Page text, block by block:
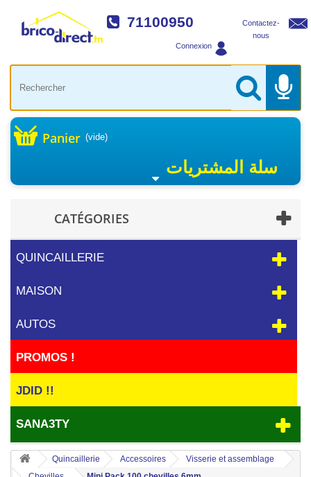
Contactez-
nous
71100950
Connexion
Panier (vide)
سلة المشتريات
CATÉGORIES
QUINCAILLERIE
MAISON
AUTOS
PROMOS !
JDID !!
SANA3TY
Quincaillerie Accessoires
Visserie et assemblage